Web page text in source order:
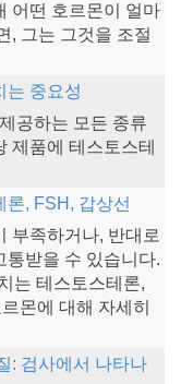
어떤 호르몬이 얼마
, 그는 그것을 조절
는 중요성
공하는 모든 종류
제품에 테스토스테
론, FSH, 갑상선
부족하거나, 반대로
통받을 수 있습니다.
는 테스토스테론,
몬에 대해 자세히
: 검사에서 나타나